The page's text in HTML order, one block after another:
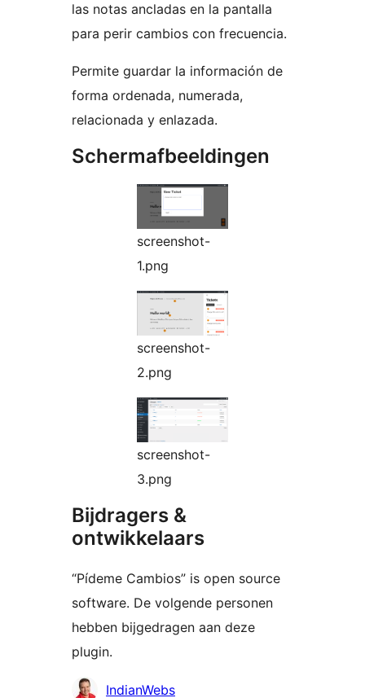
las notas ancladas en la pantalla
para perir cambios con frecuencia.
Permite guardar la información de
forma ordenada, numerada,
relacionada y enlazada.
Schermafbeeldingen
screenshot-
1.png
screenshot-
2.png
screenshot-
3.png
Bijdragers &
ontwikkelaars
“Pídeme Cambios” is open source
software. De volgende personen
hebben bijgedragen aan deze
plugin.
BijdragersIndianWebs